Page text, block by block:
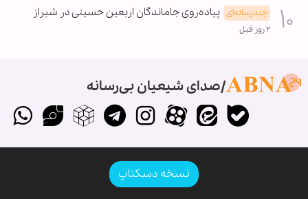
چندرسانه‌ای پیاده‌روی جاماندگان اربعین حسینی در شیراز
۲ روز قبل
صدای شیعیان بی‌رسانه
نسخه دسکتاپ